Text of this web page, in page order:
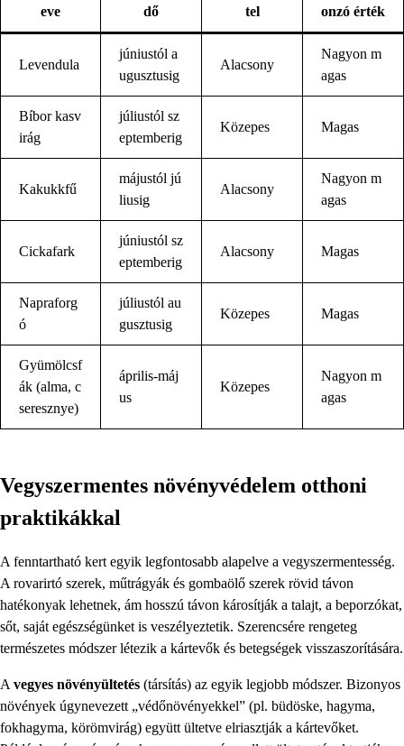
eve dő tel onzó érték
Levendula
júniustól a
ugusztusig
Alacsony
Nagyon m
agas
Bíbor kasv
irág
júliustól sz
eptemberig
Közepes Magas
Kakukkfű
májustól jú
liusig
Alacsony
Nagyon m
agas
Cickafark
júniustól sz
eptemberig
Alacsony Magas
Napraforg
ó
júliustól au
gusztusig
Közepes Magas
Gyümölcsf
ák (alma, c
seresznye)
április-máj
us
Közepes
Nagyon m
agas
Vegyszermentes növényvédelem otthoni
praktikákkal
A fenntartható kert egyik legfontosabb alapelve a vegyszermentesség.
A rovarirtó szerek, műtrágyák és gombaölő szerek rövid távon
hatékonyak lehetnek, ám hosszú távon károsítják a talajt, a beporzókat,
sőt, saját egészségünket is veszélyeztetik. Szerencsére rengeteg
természetes módszer létezik a kártevők és betegségek visszaszorítására.
Avegyes növényültetés (társítás) az egyik legjobb módszer. Bizonyos
növények úgynevezett „védőnövényekkel” (pl. büdöske, hagyma,
fokhagyma, körömvirág) együtt ültetve elriasztják a kártevőket.